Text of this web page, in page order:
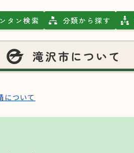
タン検索 分類から探す
滝沢市について
について